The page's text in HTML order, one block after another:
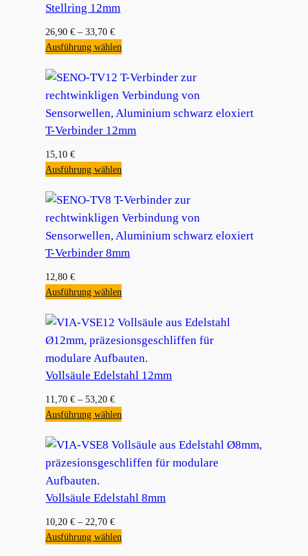
Stellring 12mm
26,90€ –33,70€
Ausführung wählen
T-Verbinder 12mm
15,10€
Ausführung wählen
T-Verbinder 8mm
12,80€
Ausführung wählen
Vollsäule Edelstahl 12mm
11,70€ –53,20€
Ausführung wählen
Vollsäule Edelstahl 8mm
10,20€ – 22,70€
Ausführung wählen